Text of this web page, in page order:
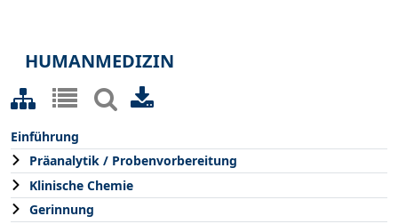
HUMANMEDIZIN
Einführung
Präanalytik / Probenvorbereitung
Klinische Chemie
Gerinnung